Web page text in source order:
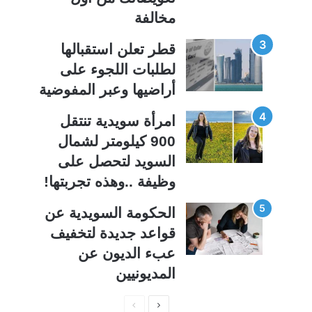
مخالفة
قطر تعلن استقبالها
لطلبات اللجوء على
أراضيها وعبر المفوضية
امرأة سويدية تنتقل
900 كيلومتر لشمال
السويد لتحصل على
وظيفة ..وهذه تجربتها!
الحكومة السويدية عن
قواعد جديدة لتخفيف
عبء الديون عن
المديونيين